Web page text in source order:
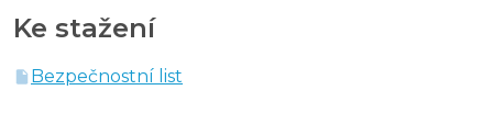
Ke stažení
Bezpečnostní list